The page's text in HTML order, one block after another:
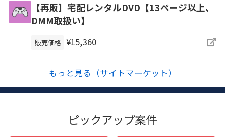
【再販】宅配レンタルDVD【13ページ以上、
DMM取扱い】
販売価格 ¥15,360
もっと見る（サイトマーケット）
ピックアップ案件